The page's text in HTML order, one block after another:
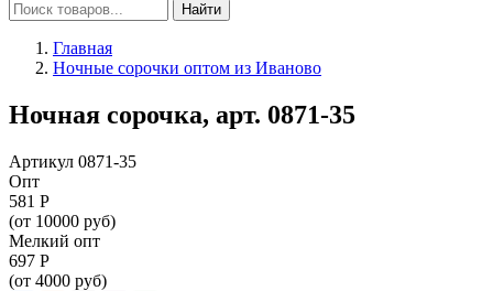
Найти
Главная
Ночные сорочки оптом из Иваново
Ночная сорочка, арт. 0871-35
Артикул 0871-35
Опт
581 Р
(от 10000 руб)
Мелкий опт
697 Р
(от 4000 руб)